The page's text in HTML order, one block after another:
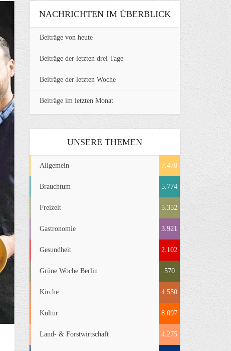
NACHRICHTEN IM ÜBERBLICK
Beiträge von heute
Beiträge der letzten drei Tage
Beiträge der letzten Woche
Beiträge im letzten Monat
UNSERE THEMEN
Allgemein 7.478
Brauchtum 5.774
Freizeit 5.352
Gastronomie 3.921
Gesundheit 2.102
Grüne Woche Berlin 570
Kirche 4.550
Kultur 8.097
Land- & Forstwirtschaft 4.275